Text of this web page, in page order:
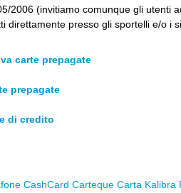
2006 (invitiamo comunque gli utenti
direttamente presso gli sportelli e/o i
carte prepagate
prepagate
di credito
CashCard Carteque Carta Kalibra